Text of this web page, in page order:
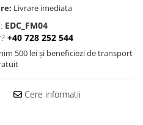
Livrare imediata
EDC_FM04
+40 728 252 544
500 lei și beneficiezi de transport
Cere informatii